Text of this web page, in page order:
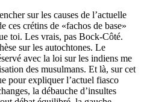
sur les causes de l’actuelle
ces crétins de «fachos de base»
toi. Les vrais, pas Bock-Côté.
sur les autochtones. Le
avec la loi sur les indiens me
des musulmans. Et là, sur cet
pour expliquer l’actuel fiasco
la débauche d’insultes